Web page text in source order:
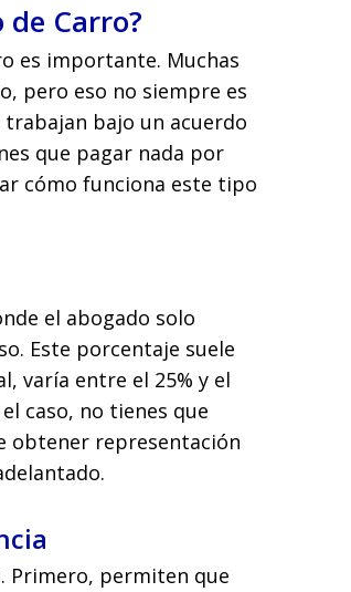
Carro?
es importante. Muchas
pero eso no siempre es
bajo un acuerdo
que pagar nada por
cómo funciona este tipo
el abogado solo
Este porcentaje suele
varía entre el 25% y el
caso, no tienes que
obtener representación
Primero, permiten que